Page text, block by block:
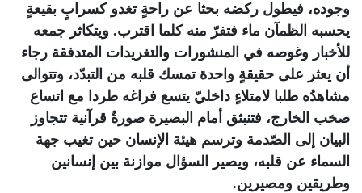
وجوده، فيطول ركضه بحثا عن راحةٍ تغدو كسرابٍ بقيعةٍ
يحسبه الظمآن ماء فتفرّ منه كلما اقترب. ويتكاثر جمعه
للأخبار وغوصه في المنشورات والتغريدات المتدفقة رجاء
أن يعثر على حقيقةٍ واحدة تمسك قلبه من التبدّد، وتتوالى
مشاهدُه طلبا لامتلاءٍ داخليّ يتسع فراغه طردا مع اتساع
صخب الخارج، فتنبثق أمام البصيرة صورةٌ قرآنية تتجاوز
البيان إلى الصّدمة وترسم هيئة الإنسان حين تغيب جهة
السماء عن قلبه، ويصير السؤال موازنة بين إنسانين
وطريقين ومصيرين.‎